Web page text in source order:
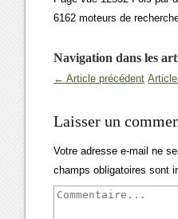
6162 moteurs de
Navigation dans les
← Article précédent
Laisser un
Votre adresse e-mail ne
champs obligatoires sont